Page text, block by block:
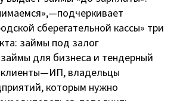
— подчеркивает
сберегательной кассы» три
займы под залог
для бизнеса и тендерный
— ИП, владельцы
которым нужно